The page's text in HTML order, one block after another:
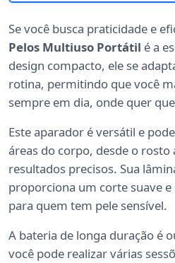
Se você busca praticidade e
Pelos Multiuso Portátil é a
design compacto, ele se
rotina, permitindo que você
sempre em dia, onde quer
Este aparador é versátil e
áreas do corpo, desde o
resultados precisos. Sua
proporciona um corte suave
para quem tem pele sensível.
A bateria de longa duração é
você pode realizar várias